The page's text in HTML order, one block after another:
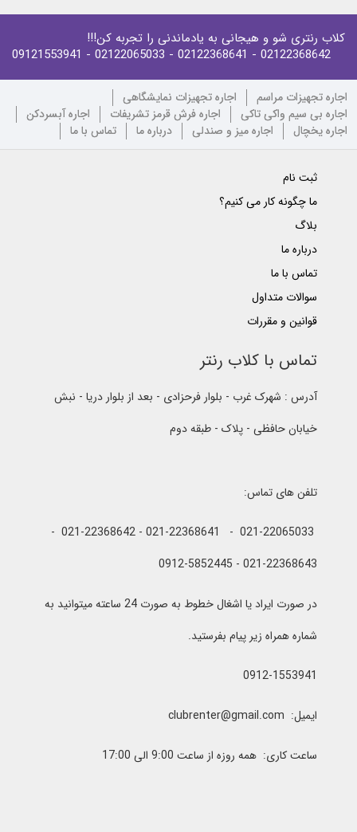
کلاب رنتری شو و هیجانی به یادماندنی را تجربه کن!!!
02122368642
- 02122368641
- 02122065033
- 09121553941
اجاره تجهیزات مراسم
اجاره تجهیزات نمایشگاهی
اجاره بی سیم واکی تاکی
اجاره فرش قرمز تشریفات
اجاره آبسردکن
اجاره یخچال
اجاره میز و صندلی درباره ما تماس با ما
ثبت نام
ما چگونه کار می کنیم؟
بلاگ
درباره ما
تماس با ما
سوالات متداول
قوانین و مقررات
تماس با کلاب رنتر
آدرس : شهرک غرب - بلوار فرحزادی - بعد از بلوار دریا - نبش
خیابان حافظی - پلاک - طبقه دوم
تلفن های تماس:
021-22065033 - 021-22368641 - 021-22368642 -
021-22368643 - 0912-5852445
در صورت ایراد یا اشغال خطوط به صورت 24 ساعته میتوانید به
شماره همراه زیر پیام بفرستید.
0912-1553941
ایمیل: clubrenter@gmail.com
ساعت کاری: همه روزه از ساعت 9:00 الی 17:00